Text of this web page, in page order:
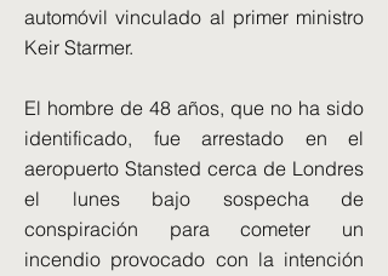
automóvil vinculado al primer ministro
Keir Starmer.
El hombre de 48 años, que no ha sido
identificado, fue arrestado en el
aeropuerto Stansted cerca de Londres
el lunes bajo sospecha de
conspiración para cometer un
incendio provocado con la intención